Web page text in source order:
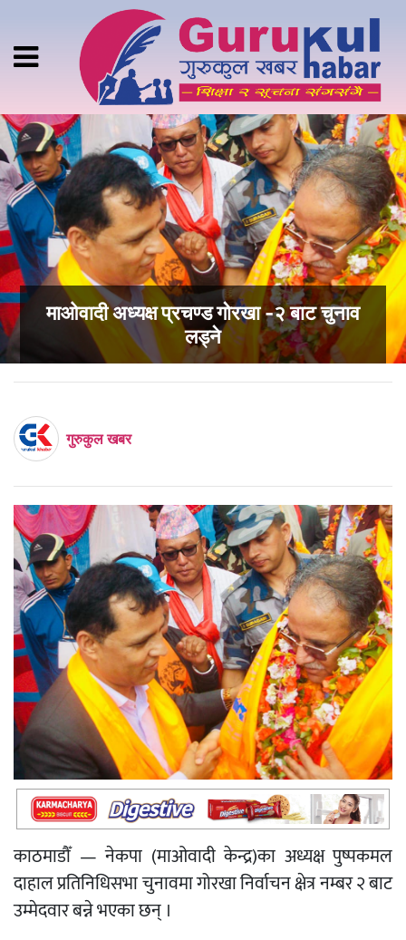
माओवादी अध्यक्ष प्रचण्ड गोरखा -२ बाट चुनाव
लड्ने
गुरुकुल खबर
काठमाडौँ — नेकपा (माओवादी केन्द्र)का अध्यक्ष पुष्पकमल
दाहाल प्रतिनिधिसभा चुनावमा गोरखा निर्वाचन क्षेत्र नम्बर २ बाट
उम्मेदवार बन्ने भएका छन् ।